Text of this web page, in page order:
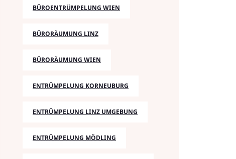
BÜROENTRÜMPELUNG WIEN
BÜRORÄUMUNG LINZ
BÜRORÄUMUNG WIEN
ENTRÜMPELUNG KORNEUBURG
ENTRÜMPELUNG LINZ UMGEBUNG
ENTRÜMPELUNG MÖDLING